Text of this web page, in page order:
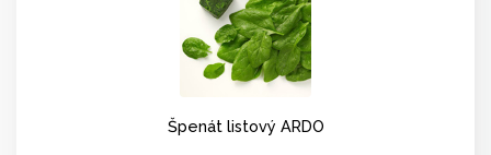
Špenát listový ARDO